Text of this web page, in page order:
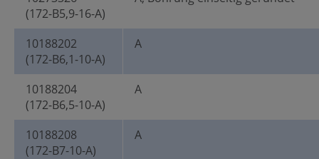
(172-B5,9-16-A)
10188202
(172-B6,1-10-A)
A
10188204
(172-B6,5-10-A)
A
10188208
(172-B7-10-A)
A